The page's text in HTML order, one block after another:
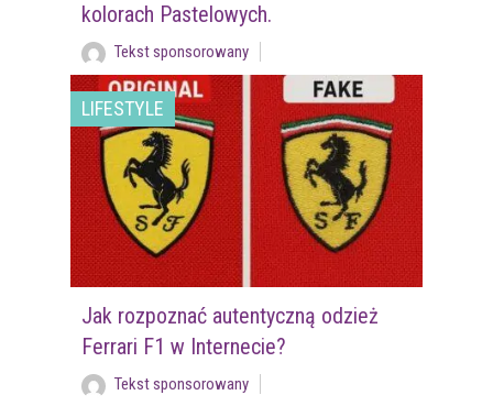
kolorach Pastelowych.
Tekst sponsorowany
LIFESTYLE
Jak rozpoznać autentyczną odzież
Ferrari F1 w Internecie?
Tekst sponsorowany